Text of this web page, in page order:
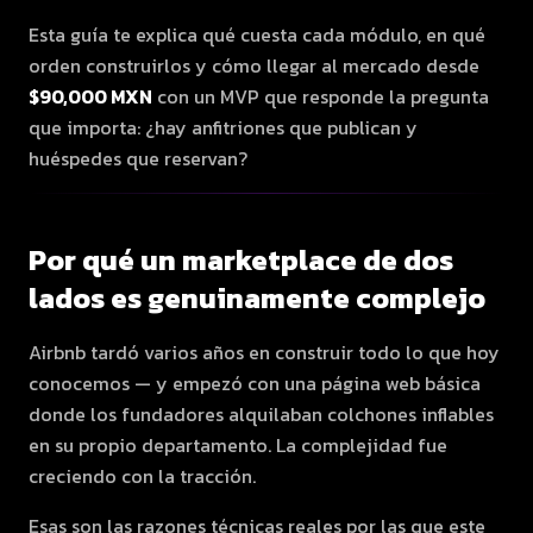
Esta guía te explica qué cuesta cada módulo, en qué
orden construirlos y cómo llegar al mercado desde
$90,000 MXN con un MVP que responde la pregunta
que importa: ¿hay anfitriones que publican y
huéspedes que reservan?
Por qué un marketplace de dos
lados es genuinamente complejo
Airbnb tardó varios años en construir todo lo que hoy
conocemos — y empezó con una página web básica
donde los fundadores alquilaban colchones inflables
en su propio departamento. La complejidad fue
creciendo con la tracción.
Esas son las razones técnicas reales por las que este